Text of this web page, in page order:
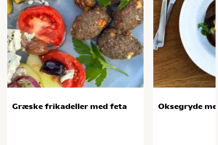
Græske frikadeller med feta Oksegryde